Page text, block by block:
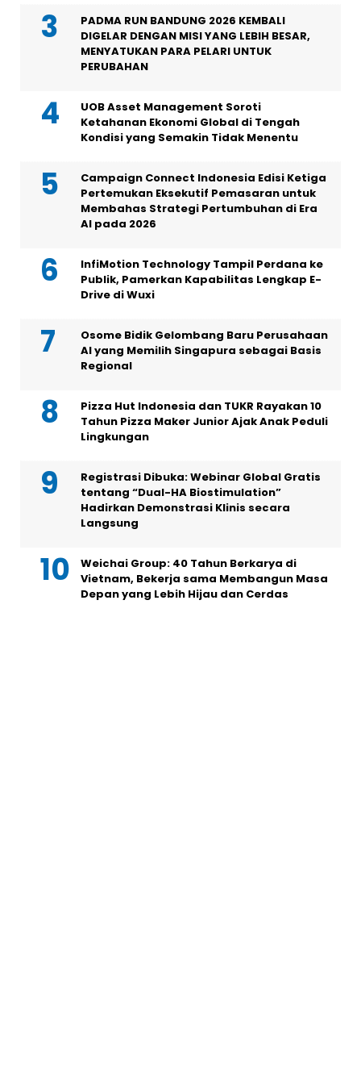
PADMA RUN BANDUNG 2026 KEMBALI
DIGELAR DENGAN MISI YANG LEBIH BESAR,
MENYATUKAN PARA PELARI UNTUK
PERUBAHAN
UOB Asset Management Soroti
Ketahanan Ekonomi Global di Tengah
Kondisi yang Semakin Tidak Menentu
Campaign Connect Indonesia Edisi Ketiga
Pertemukan Eksekutif Pemasaran untuk
Membahas Strategi Pertumbuhan di Era
AI pada 2026
InfiMotion Technology Tampil Perdana ke
Publik, Pamerkan Kapabilitas Lengkap E-
Drive di Wuxi
Osome Bidik Gelombang Baru Perusahaan
AI yang Memilih Singapura sebagai Basis
Regional
Pizza Hut Indonesia dan TUKR Rayakan 10
Tahun Pizza Maker Junior Ajak Anak Peduli
Lingkungan
Registrasi Dibuka: Webinar Global Gratis
tentang “Dual-HA Biostimulation”
Hadirkan Demonstrasi Klinis secara
Langsung
Weichai Group: 40 Tahun Berkarya di
Vietnam, Bekerja sama Membangun Masa
Depan yang Lebih Hijau dan Cerdas